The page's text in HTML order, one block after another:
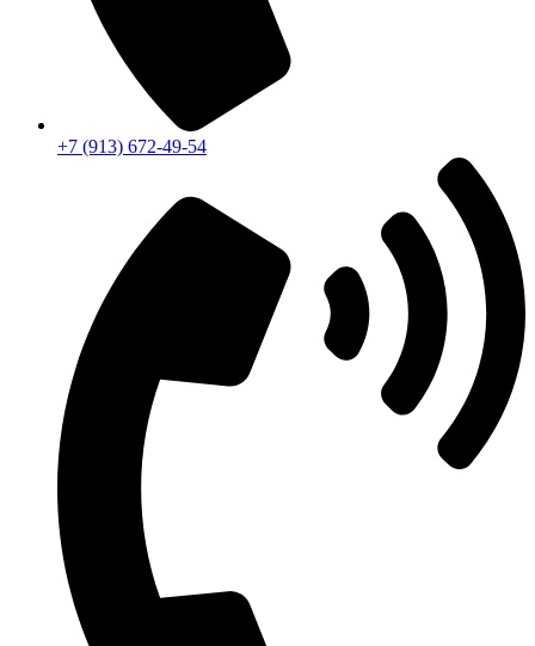
+7 (913) 672-49-54